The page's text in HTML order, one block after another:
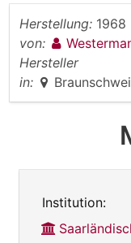
Herstellung: 1968
von:
Hersteller
in:
Institution: